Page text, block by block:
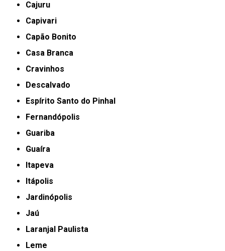
Cajuru
Capivari
Capão Bonito
Casa Branca
Cravinhos
Descalvado
Espírito Santo do Pinhal
Fernandópolis
Guariba
Guaíra
Itapeva
Itápolis
Jardinópolis
Jaú
Laranjal Paulista
Leme